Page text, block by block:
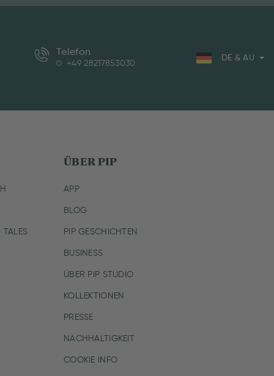
Telefon
+49 28217853030
DE & AU
ÜBER PIP
APP
BLOG
PIP GESCHICHTEN
BUSINESS
ÜBER PIP STUDIO
KOLLEKTIONEN
PRESSE
NACHHALTIGKEIT
COOKIE INFO